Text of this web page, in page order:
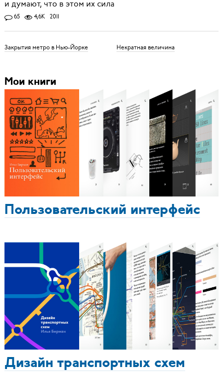
и думают, что в этом их сила
65 4,6K 2011
Закрытия метро в Нью-Йорке Некратная величина
Мои книги
Пользовательский интерфейс
Дизайн транспортных схем